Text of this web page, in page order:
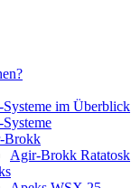
Systeme im Überblick
Brokk
Agir-Brokk Ratatosk